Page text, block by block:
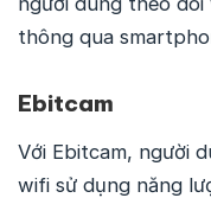
thông qua
Ebitcam
Với Ebitcam, người
wifi sử dụng năng